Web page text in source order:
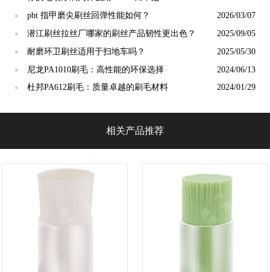
● pbt 指甲磨尖刷丝回弹性能如何？ 2026/03/07
● 潜江刷丝拉丝厂哪家的刷丝产品韧性更出色？ 2025/09/05
● 耐磨环卫刷丝适用于扫地车吗？ 2025/05/30
● 尼龙PA1010刷毛：高性能的环保选择 2024/06/13
● 杜邦PA612刷毛：质量卓越的刷毛材料 2024/01/29
相关产品推荐